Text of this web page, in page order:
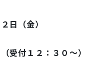
日（金）
１２：３０～）